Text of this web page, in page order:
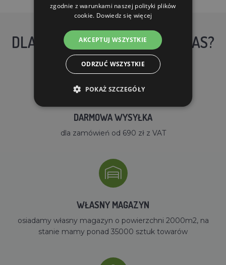
DLACZEGO WARTO KUPIĆ U NAS?
DARMOWA WYSYŁKA
dla zamówień od 690 zł z VAT
WŁASNY MAGAZYN
osiadamy własny magazyn o powierzchni 2000m2, na
stanie mamy ponad 35000 sztuk towarów
zgodnie z warunkami naszej polityki plików
cookie. Dowiedz się więcej
AKCEPTUJ WSZYSTKIE
ODRZUĆ WSZYSTKIE
POKAŻ SZCZEGÓŁY